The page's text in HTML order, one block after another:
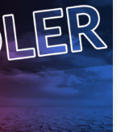
zu möglichen
Tage der neuen
Darin wird sich
haben es einmal für
hinterfragt. :)